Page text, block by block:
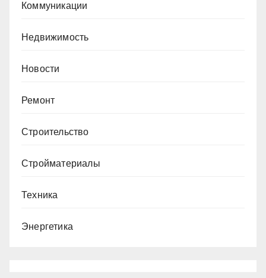
Коммуникации
Недвижимость
Новости
Ремонт
Строительство
Стройматериалы
Техника
Энергетика